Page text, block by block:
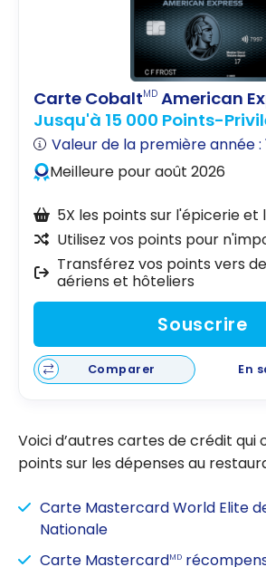
Carte CobaltMD American
Jusqu'à 15 000 Points-
Valeur de la première année :
Meilleure pour août 2026
5X les points sur l'épicerie
Utilisez vos points pour
Transférez vos points vers
aériens et hôteliers
Souscrire
Comparer En
Voici d’autres cartes de crédit qui
points sur les dépenses au
Carte Mastercard World Elite
Nationale
Carte MastercardMD